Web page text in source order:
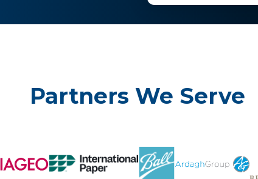
Partners We Serve